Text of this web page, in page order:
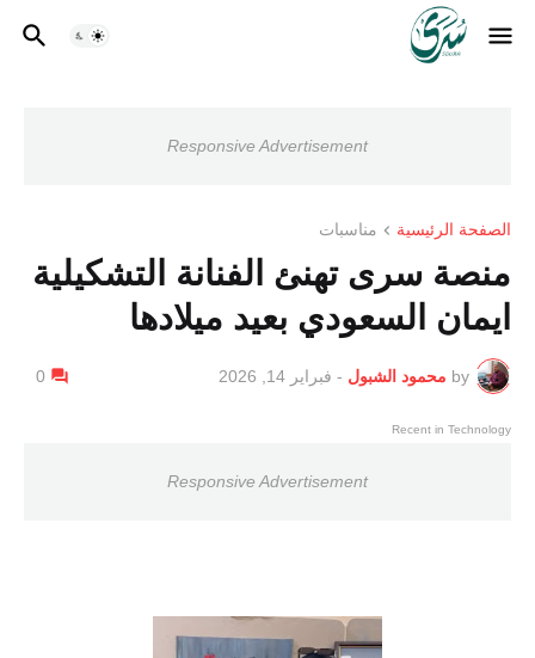
Responsive Advertisement
الصفحة الرئيسية مناسبات
منصة سرى تهنئ الفنانة التشكيلية
ايمان السعودي بعيد ميلادها
by محمود الشبول - فبراير 14, 2026 0
Recent in Technology
Responsive Advertisement